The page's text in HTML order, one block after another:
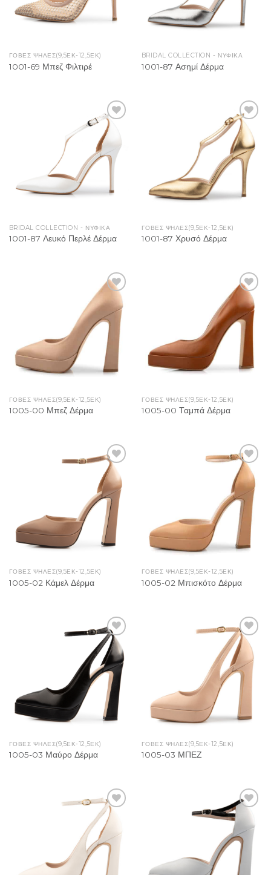
ΓΟΒΕΣ ΨΗΛΕΣ(9,5ΕΚ-12,5ΕΚ)
1001-69 Μπεζ Φιλτιρέ
BRIDAL COLLECTION - ΝΥΦΙΚΑ
1001-87 Ασημί Δέρμα
Add to
Wishlist
BRIDAL COLLECTION - ΝΥΦΙΚΑ
1001-87 Λευκό Περλέ Δέρμα
Add to
Wishlist
ΓΟΒΕΣ ΨΗΛΕΣ(9,5ΕΚ-12,5ΕΚ)
1001-87 Χρυσό Δέρμα
Wishlist
ΓΟΒΕΣ ΨΗΛΕΣ(9,5ΕΚ-12,5ΕΚ)
1005-00 Μπεζ Δέρμα
Add to
Wishlist
ΓΟΒΕΣ ΨΗΛΕΣ(9,5ΕΚ-12,5ΕΚ)
1005-00 Ταμπά Δέρμα
Add to
Wishlist
ΓΟΒΕΣ ΨΗΛΕΣ(9,5ΕΚ-12,5ΕΚ)
1005-02 Κάμελ Δέρμα
Add to
Wishlist
ΓΟΒΕΣ ΨΗΛΕΣ(9,5ΕΚ-12,5ΕΚ)
1005-02 Μπισκότο Δέρμα
Add to
Wishlist
ΓΟΒΕΣ ΨΗΛΕΣ(9,5ΕΚ-12,5ΕΚ)
1005-03 Μαύρο Δέρμα
Add to
Wishlist
ΓΟΒΕΣ ΨΗΛΕΣ(9,5ΕΚ-12,5ΕΚ)
1005-03 ΜΠΕΖ
Add to
Wishlist
Add to
Wishlist